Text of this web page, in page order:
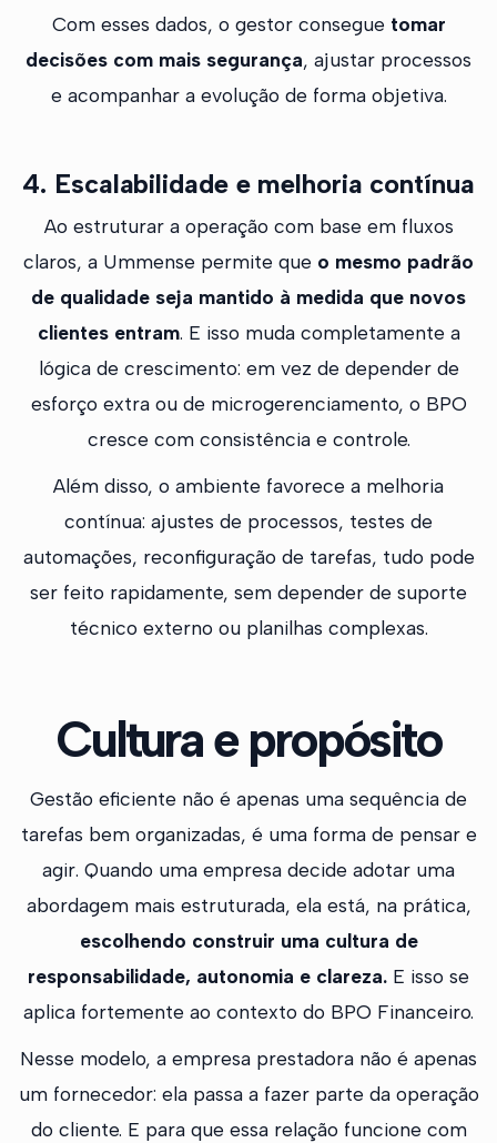
Com esses dados, o gestor consegue tomar
decisões com mais segurança, ajustar processos
e acompanhar a evolução de forma objetiva.
4. Escalabilidade e melhoria contínua
Ao estruturar a operação com base em fluxos
claros, a Ummense permite que o mesmo padrão
de qualidade seja mantido à medida que novos
clientes entram. E isso muda completamente a
lógica de crescimento: em vez de depender de
esforço extra ou de microgerenciamento, o BPO
cresce com consistência e controle.
Além disso, o ambiente favorece a melhoria
contínua: ajustes de processos, testes de
automações, reconfiguração de tarefas, tudo pode
ser feito rapidamente, sem depender de suporte
técnico externo ou planilhas complexas.
Cultura e propósito
Gestão eficiente não é apenas uma sequência de
tarefas bem organizadas, é uma forma de pensar e
agir. Quando uma empresa decide adotar uma
abordagem mais estruturada, ela está, na prática,
escolhendo construir uma cultura de
responsabilidade, autonomia e clareza. E isso se
aplica fortemente ao contexto do BPO Financeiro.
Nesse modelo, a empresa prestadora não é apenas
um fornecedor: ela passa a fazer parte da operação
do cliente. E para que essa relação funcione com